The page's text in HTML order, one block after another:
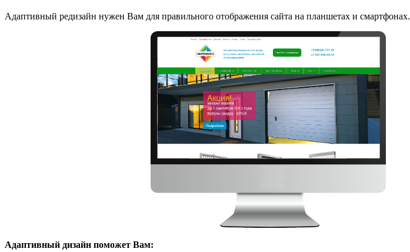
Адаптивный редизайн нужен Вам для правильного отображения сайта на планшетах и смартфонах.
Адаптивный дизайн поможет Вам: